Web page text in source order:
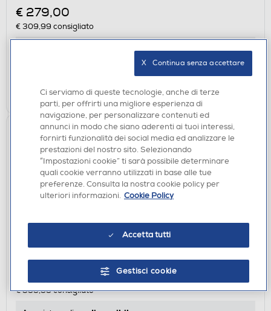
€ 279,00
€ 309,99 consigliato
Ritiro in negozio in 30' gratuito: verifica
AGGIUNGI
ROWENTA - Scopa elettrica X-Force Flex 13.60
RH9A32WO
€ 399,99consigliato
Ci serviamo di queste tecnologie, anche di terze
parti, per offrirti una migliore esperienza di
navigazione, per personalizzare contenuti ed
annunci in modo che siano aderenti ai tuoi interessi,
fornirti funzionalità dei social media ed analizzare le
prestazioni del nostro sito. Selezionando
“Impostazioni cookie” ti sarà possibile determinare
quali cookie verranno utilizzati in base alle tue
preferenze. Consulta la nostra cookie policy per
ulteriori informazioni. Cookie Policy
Accetta tutti
Gestisci cookie
X   Continua senza accettare